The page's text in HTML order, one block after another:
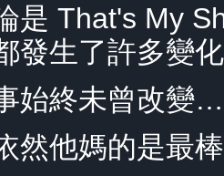
是 That's My
發生了許多變
始終未曾改
然他媽的是最